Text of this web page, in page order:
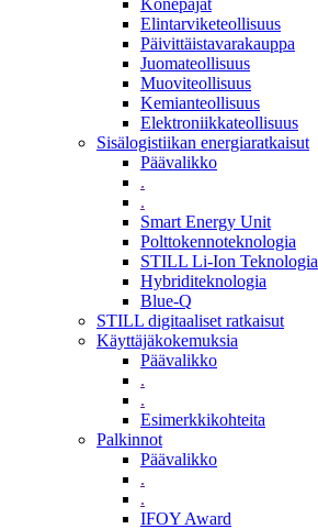
Konepajat
Elintarviketeollisuus
Päivittäistavarakauppa
Juomateollisuus
Muoviteollisuus
Kemianteollisuus
Elektroniikkateollisuus
Sisälogistiikan energiaratkaisut
Päävalikko
.
.
Smart Energy Unit
Polttokennoteknologia
STILL Li-Ion Teknologia
Hybriditeknologia
Blue-Q
STILL digitaaliset ratkaisut
Käyttäjäkokemuksia
Päävalikko
.
.
Esimerkkikohteita
Palkinnot
Päävalikko
.
.
IFOY Award